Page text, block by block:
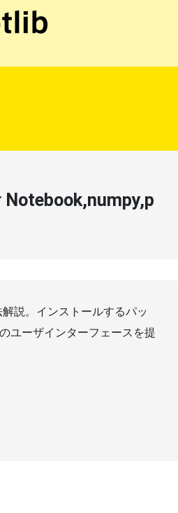
説。インストールするパッ
ユーザインターフェースを提